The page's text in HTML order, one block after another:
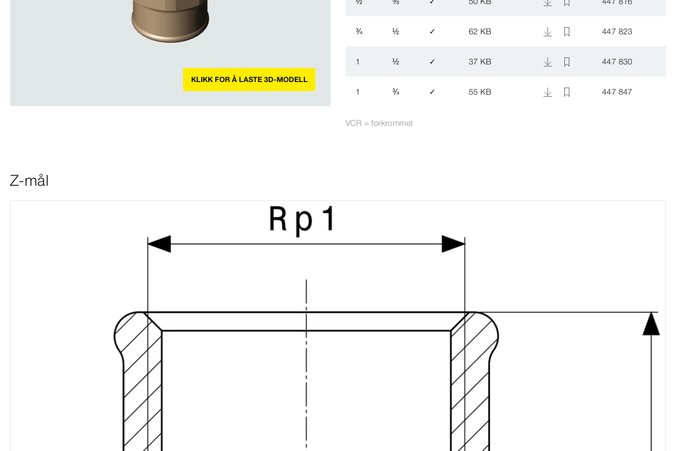
KLIKK FOR Å LASTE 3D-MODELL
¾ ½ ✓ 62 KB 447 823
1 ½ ✓ 37 KB 447 830
1 ¾ ✓ 55 KB 447 847
VCR = forkrommet
Z-mål